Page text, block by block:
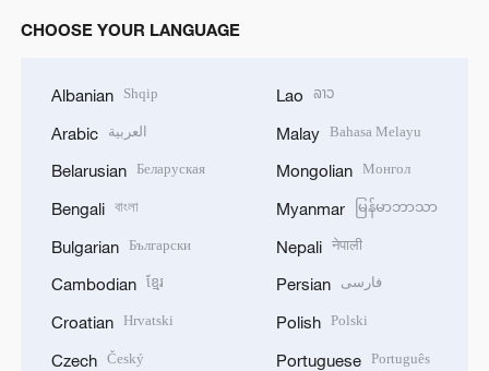
CHOOSE YOUR LANGUAGE
Albanian Shqip
Arabic العربية
Belarusian Беларуская
Bengali বাংলা
Bulgarian Български
Cambodian ខ្មែរ
Croatian Hrvatski
Czech Český
Lao ລາວ
Malay Bahasa Melayu
Mongolian Монгол
Myanmar မြန်မာဘာသာ
Nepali नेपाली
Persian فارسی
Polish Polski
Portuguese Português